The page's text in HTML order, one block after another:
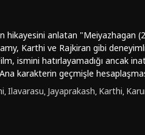
hikayesini anlatan "Meiyazhagan
Karthi ve Rajkiran gibi
ismini hatırlayamadığı ancak
karakterin geçmişle
bir deneyim
dikkat çekiyor. Arvind
,Ilavarasu, Jayaprakash, Karthi,